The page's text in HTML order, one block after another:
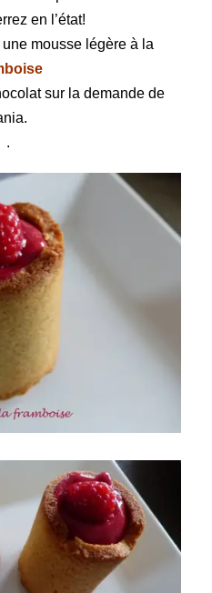
en l’état!
mousse légère à la
sur la demande de
.